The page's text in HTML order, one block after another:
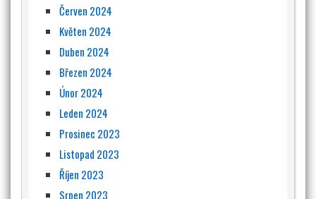
Červen 2024
Květen 2024
Duben 2024
Březen 2024
Únor 2024
Leden 2024
Prosinec 2023
Listopad 2023
Říjen 2023
Srpen 2023